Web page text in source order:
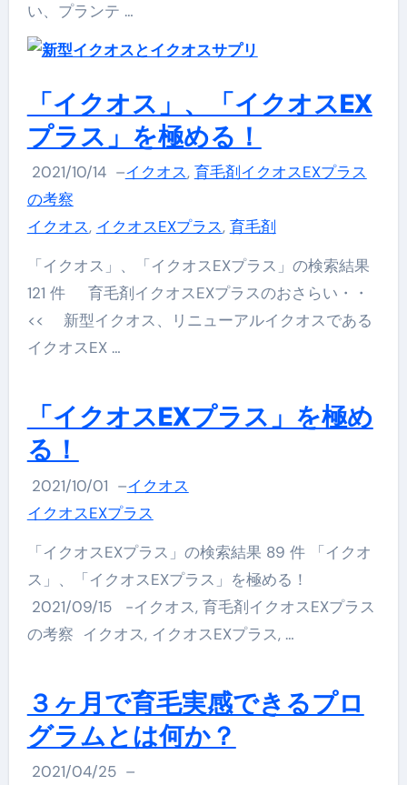
い、プランテ …
「イクオス」、「イクオスEX
プラス」を極める！
2021/10/14 –イクオス, 育毛剤イクオスEXプラス
の考察
イクオス, イクオスEXプラス, 育毛剤
「イクオス」、「イクオスEXプラス」の検索結果
121 件 育毛剤イクオスEXプラスのおさらい・・
<< 新型イクオス、リニューアルイクオスである
イクオスEX …
「イクオスEXプラス」を極め
る！
2021/10/01 –イクオス
イクオスEXプラス
「イクオスEXプラス」の検索結果 89 件 「イクオ
ス」、「イクオスEXプラス」を極める！
2021/09/15 -イクオス, 育毛剤イクオスEXプラス
の考察 イクオス, イクオスEXプラス, …
３ヶ月で育毛実感できるプロ
グラムとは何か？
2021/04/25 –